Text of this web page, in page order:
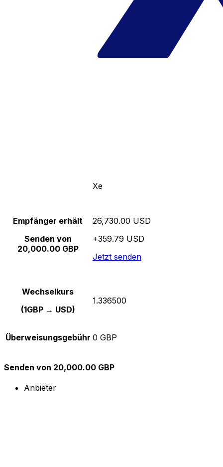
Xe
Empfänger erhält
Senden von
20,000.00 GBP
26,730.00 USD
+359.79 USD
Jetzt senden
Wechselkurs
(1GBP → USD)
1.336500
Überweisungsgebühr 0 GBP
Senden von 20,000.00 GBP
Anbieter